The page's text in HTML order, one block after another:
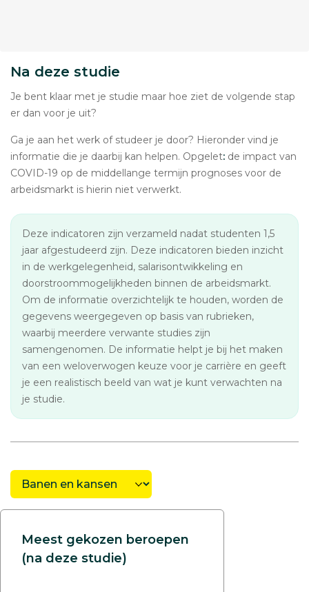
Na deze studie
Je bent klaar met je studie maar hoe ziet de volgende stap
er dan voor je uit?
Ga je aan het werk of studeer je door? Hieronder vind je
informatie die je daarbij kan helpen. Opgelet: de impact van
COVID-19 op de middellange termijn prognoses voor de
arbeidsmarkt is hierin niet verwerkt.
Deze indicatoren zijn verzameld nadat studenten 1,5
jaar afgestudeerd zijn. Deze indicatoren bieden inzicht
in de werkgelegenheid, salarisontwikkeling en
doorstroommogelijkheden binnen de arbeidsmarkt.
Om de informatie overzichtelijk te houden, worden de
gegevens weergegeven op basis van rubrieken,
waarbij meerdere verwante studies zijn
samengenomen. De informatie helpt je bij het maken
van een weloverwogen keuze voor je carrière en geeft
je een realistisch beeld van wat je kunt verwachten na
je studie.
Meest gekozen beroepen
(na deze studie)